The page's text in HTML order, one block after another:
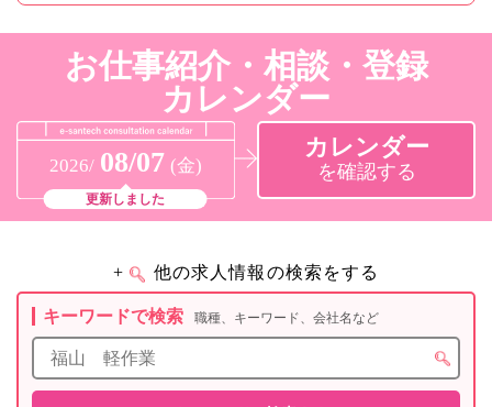
お仕事紹介・相談・登録
カレンダー
2026/ 08/07 (金)
更新しました
カレンダー
を確認する
+ 他の求人情報の検索をする
キーワードで検索 職種、キーワード、会社名など